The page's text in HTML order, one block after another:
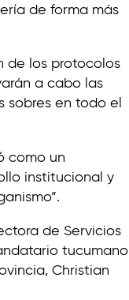
de forma más
de los protocolos
a cabo las
sobres en todo el
como un
institucional y
de Servicios
tucumano
Christian